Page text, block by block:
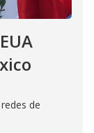
de